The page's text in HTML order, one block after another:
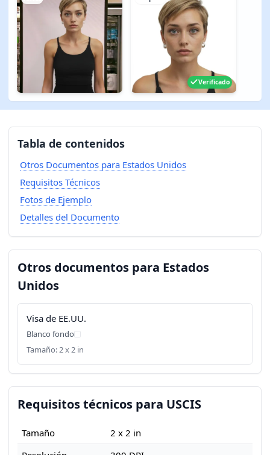
Verificado
Tabla de contenidos
Otros Documentos para Estados Unidos
Requisitos Técnicos
Fotos de Ejemplo
Detalles del Documento
Otros documentos para Estados
Unidos
Visa de EE.UU.
Blanco fondo
Tamaño: 2 x 2 in
Requisitos técnicos para USCIS
Tamaño
2 x 2 in